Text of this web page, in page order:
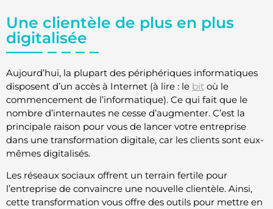
Une clientèle de plus en plus
digitalisée
Aujourd’hui, la plupart des périphériques informatiques
disposent d’un accès à Internet (à lire : le bit où le
commencement de l’informatique). Ce qui fait que le
nombre d’internautes ne cesse d’augmenter. C’est la
principale raison pour vous de lancer votre entreprise
dans une transformation digitale, car les clients sont eux-
mêmes digitalisés.
Les réseaux sociaux offrent un terrain fertile pour
l’entreprise de convaincre une nouvelle clientèle. Ainsi,
cette transformation vous offre des outils pour mettre en